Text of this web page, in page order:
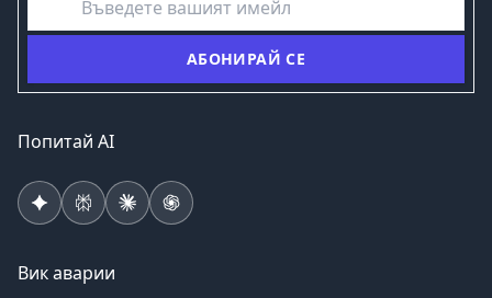
АБОНИРАЙ СЕ
Попитай AI
Вик аварии